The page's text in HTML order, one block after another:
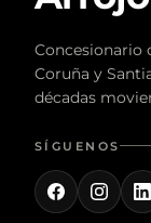
Concesionario
Coruña y
décadas
SÍGUENOS